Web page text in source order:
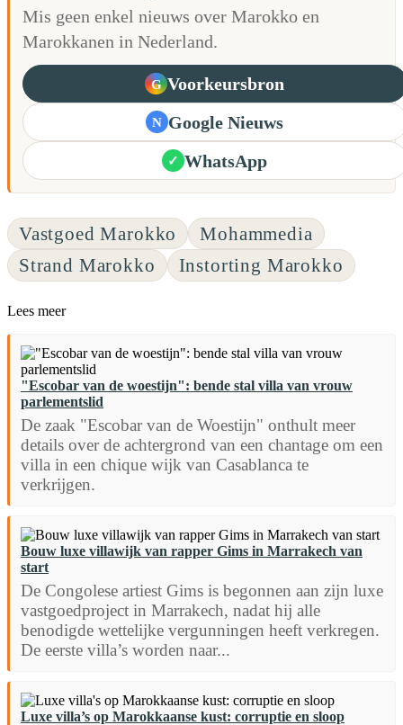
Mis geen enkel nieuws over Marokko en
Marokkanen in Nederland.
G Voorkeursbron
N Google Nieuws
✓ WhatsApp
Vastgoed Marokko
Mohammedia
Strand Marokko
Instorting Marokko
Lees meer
"Escobar van de woestijn": bende stal villa van vrouw
parlementslid
De zaak "Escobar van de Woestijn" onthult meer
details over de achtergrond van een chantage om een
villa in een chique wijk van Casablanca te
verkrijgen.
Bouw luxe villawijk van rapper Gims in Marrakech van
start
De Congolese artiest Gims is begonnen aan zijn luxe
vastgoedproject in Marrakech, nadat hij alle
benodigde wettelijke vergunningen heeft verkregen.
De eerste villa’s worden naar...
Luxe villa’s op Marokkaanse kust: corruptie en sloop